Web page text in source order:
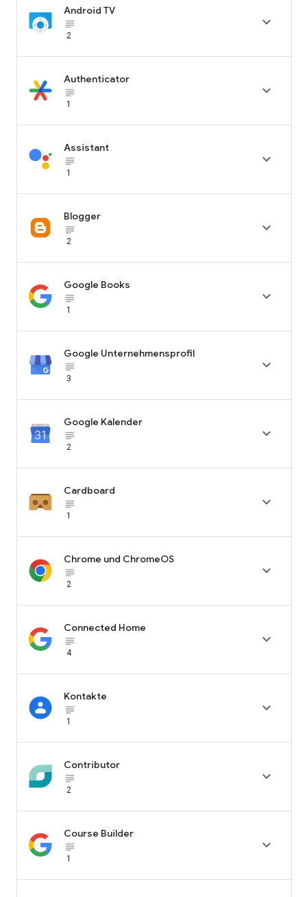
Android TV
subject_black
2

Authenticator
subject_black
1

Assistant
subject_black
1

Blogger
subject_black
2

Google Books
subject_black
1

Google Unternehmensprofil
subject_black
3

Google Kalender
subject_black
2

Cardboard
subject_black
1

Chrome und ChromeOS
subject_black
2

Connected Home
subject_black
4

Kontakte
subject_black
1

Contributor
subject_black
2

Course Builder
subject_black
1
